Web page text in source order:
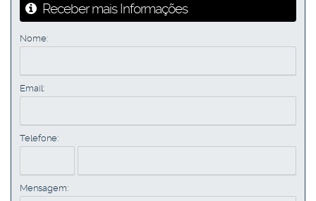
Receber mais Informações
Nome:
Email:
Telefone:
Mensagem: